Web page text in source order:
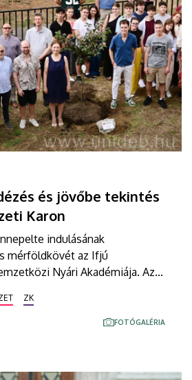
és jövőbe tekintés
Karon
indulásának
mérföldkövét az Ifjú
Nyári Akadémiája. Az
almafát ültettek a Debreceni
Karának kertjében, az
összegző kiállítással
elindulásának
ZK
FOTÓGALÉRIA